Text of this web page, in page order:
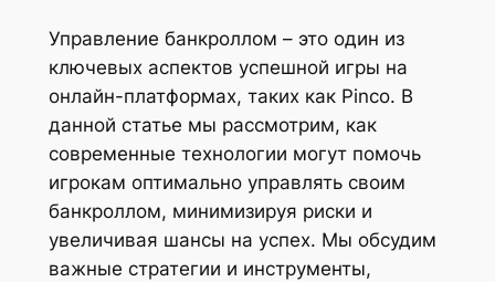
Управление банкроллом – это один из
ключевых аспектов успешной игры на
онлайн-платформах, таких как Pinco. В
данной статье мы рассмотрим, как
современные технологии могут помочь
игрокам оптимально управлять своим
банкроллом, минимизируя риски и
увеличивая шансы на успех. Мы обсудим
важные стратегии и инструменты,